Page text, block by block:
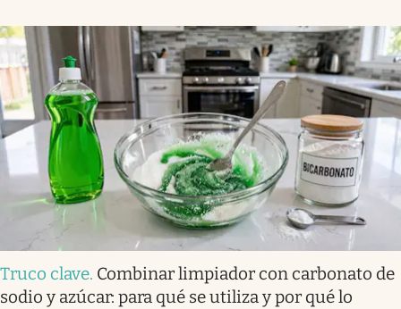
Truco clave. Combinar limpiador con carbonato de
sodio y azúcar: para qué se utiliza y por qué lo